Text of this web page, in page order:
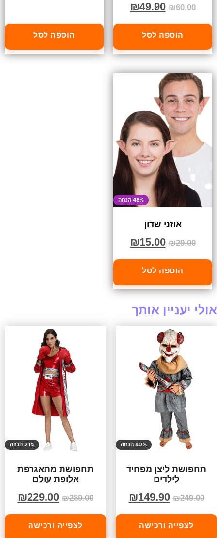
₪60.00
₪49.90
הוספה לסל הוספה לסל
48% הנחה
אוזני שדון
₪29.00
₪15.00
הוספה לסל
אולי יעניין אותך
40% הנחה
תחפושת ליצן מפחיד
לילדים
₪249.00
₪149.90
לצפייה ורכישה
21% הנחה
תחפושת מתאגרפת
אלופת עולם
₪289.00
₪229.00
לצפייה ורכישה